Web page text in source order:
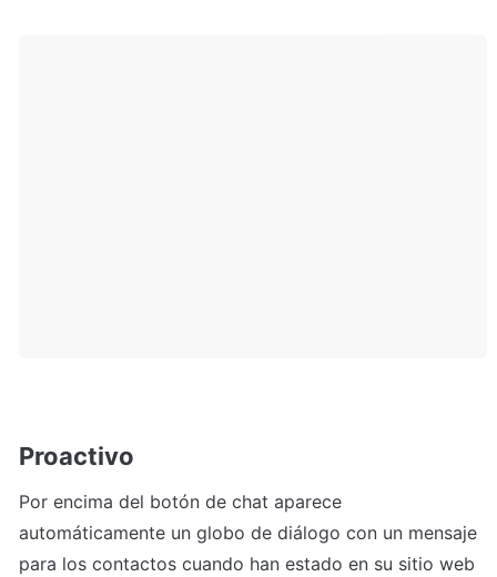
Proactivo
Por encima del botón de chat aparece
automáticamente un globo de diálogo con un mensaje
para los contactos cuando han estado en su sitio web